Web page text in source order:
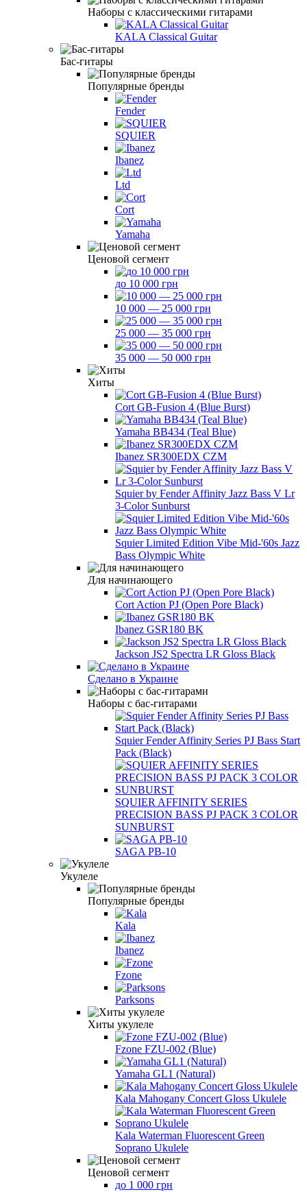
Наборы с классическими гитарами
KALA Classical Guitar
Бас-гитары
Популярные бренды
Fender
SQUIER
Ibanez
Ltd
Cort
Yamaha
Ценовой сегмент
до 10 000 грн
10 000 — 25 000 грн
25 000 — 35 000 грн
35 000 — 50 000 грн
Хиты
Cort GB-Fusion 4 (Blue Burst)
Yamaha BB434 (Teal Blue)
Ibanez SR300EDX CZM
Squier by Fender Affinity Jazz Bass V Lr
3-Color Sunburst
Squier Limited Edition Vibe Mid-'60s Jazz
Bass Olympic White
Для начинающего
Cort Action PJ (Open Pore Black)
Ibanez GSR180 BK
Jackson JS2 Spectra LR Gloss Black
Сделано в Украине
Наборы с бас-гитарами
Squier Fender Affinity Series PJ Bass Start
Pack (Black)
SQUIER AFFINITY SERIES
PRECISION BASS PJ PACK 3 COLOR
SUNBURST
SAGA PB-10
Укулеле
Популярные бренды
Kala
Ibanez
Fzone
Parksons
Хиты укулеле
Fzone FZU-002 (Blue)
Yamaha GL1 (Natural)
Kala Mahogany Concert Gloss Ukulele
Kala Waterman Fluorescent Green
Soprano Ukulele
Ценовой сегмент
до 1 000 грн